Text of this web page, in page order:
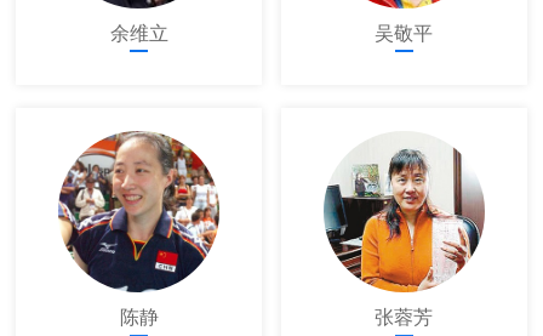
余维立 吴敬平
陈静 张蓉芳